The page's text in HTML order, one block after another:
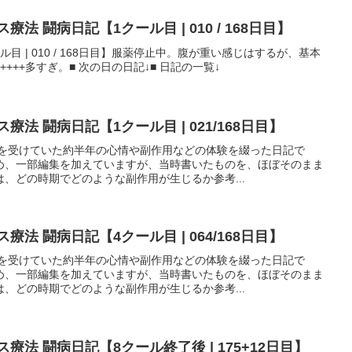
療法 闘病日記【1クール目 | 010 / 168日目】
目 | 010 / 168日目】服薬停止中。腹が重い感じはするが、基本
多すぎ。■ 次の日の日記↓■ 日記の一覧↓
療法 闘病日記【1クール目 | 021/168日目】
受けていた約半年の心情や副作用などの体験を綴った日記で
一部編集を加えていますが、当時書いたものを、ほぼそのまま
どの時期でどのような副作用が生じるか参考...
療法 闘病日記【4クール目 | 064/168日目】
受けていた約半年の心情や副作用などの体験を綴った日記で
一部編集を加えていますが、当時書いたものを、ほぼそのまま
どの時期でどのような副作用が生じるか参考...
療法 闘病日記【8クール終了後 | 175+12日目】